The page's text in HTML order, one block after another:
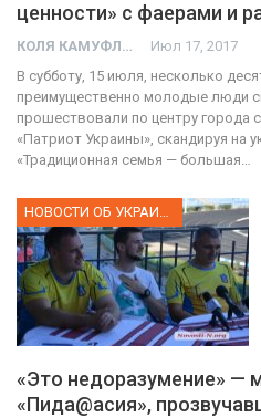
ценности» с фаерами и
КОЛЯ КАМУФЛЯЖ Июл 17, 2017
В субботу, 15 июля, несколько
преимущественно молодые люди
прошествовали по центру города
«Патриот Украины», скандируя на
«Традиционная семья — большая…
НОВОСТИ ОБ УКРАИНЕ
«Это недоразумение» —
«Пида@асия»,